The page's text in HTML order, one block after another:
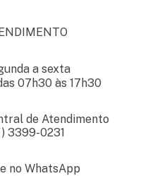
a sexta
07h30 às 17h30
de Atendimento
3399-0231
no WhatsApp